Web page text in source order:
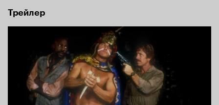
Троица охотников за древностями отправляется в путь,
который будет полон и опасностей, и препятствий, и
смешных моментов! Если их дерзкий план будет
осуществлен, трое друзей вернутся домой богачами!
Трейлер